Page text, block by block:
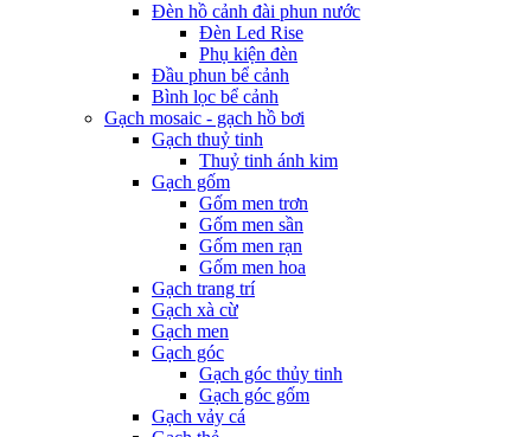
Đèn hồ cảnh đài phun nước
Đèn Led Rise
Phụ kiện đèn
Đầu phun bể cảnh
Bình lọc bể cảnh
Gạch mosaic - gạch hồ bơi
Gạch thuỷ tinh
Thuỷ tinh ánh kim
Gạch gốm
Gốm men trơn
Gốm men sần
Gốm men rạn
Gốm men hoa
Gạch trang trí
Gạch xà cừ
Gạch men
Gạch góc
Gạch góc thủy tinh
Gạch góc gốm
Gạch vảy cá